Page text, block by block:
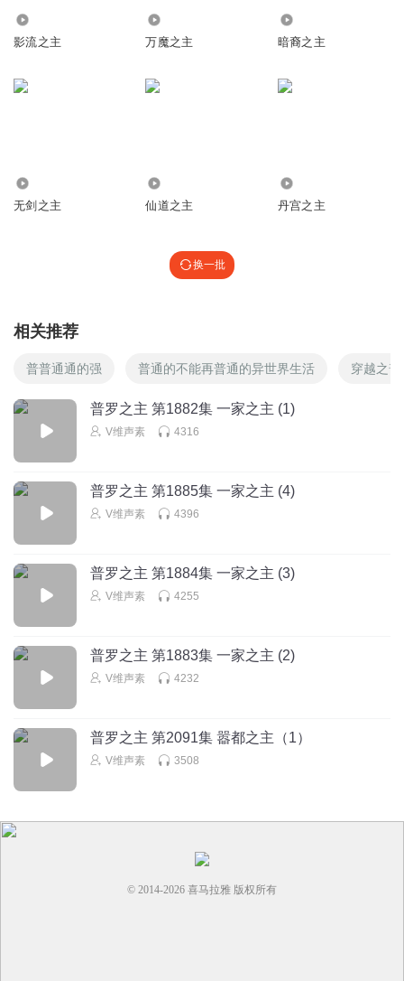
影流之主 万魔之主 暗裔之主
无剑之主 仙道之主 丹宫之主
换一批
相关推荐
普普通通的强 普通的不能再普通的异世界生活 穿越之
普罗之主 第1882集 一家之主 (1)
V维声素 4316
普罗之主 第1885集 一家之主 (4)
V维声素 4396
普罗之主 第1884集 一家之主 (3)
V维声素 4255
普罗之主 第1883集 一家之主 (2)
V维声素 4232
普罗之主 第2091集 嚣都之主（1）
V维声素 3508
© 2014-2026 喜马拉雅 版权所有